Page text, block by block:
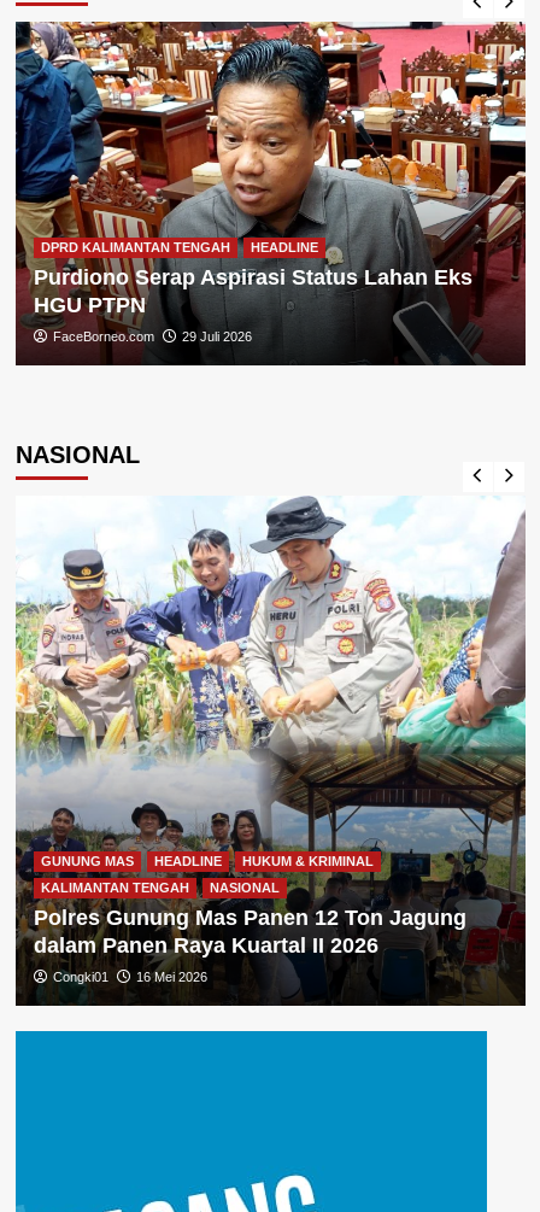
DPRD KALIMANTAN TENGAH HEADLINE
Purdiono Serap Aspirasi Status Lahan Eks
HGU PTPN
FaceBorneo.com 29 Juli 2026
NASIONAL
GUNUNG MAS HEADLINE
HUKUM & KRIMINAL
KALIMANTAN TENGAH
NASIONAL
Polres Gunung Mas Panen 12 Ton Jagung
dalam Panen Raya Kuartal II 2026
Congki01 16 Mei 2026